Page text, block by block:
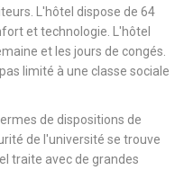
L'hôtel dispose de 64
et technologie. L'hôtel
et les jours de congés.
limité à une classe sociale
de dispositions de
de l'université se trouve
traite avec de grandes